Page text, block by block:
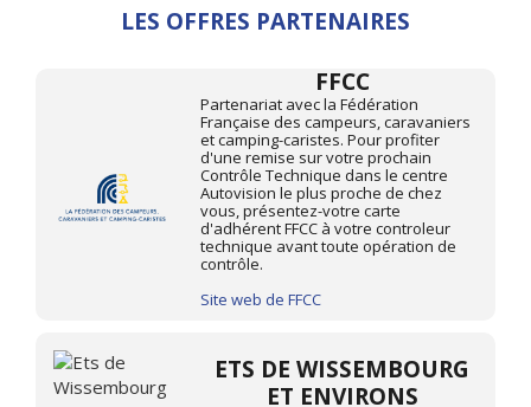
LES OFFRES PARTENAIRES
FFCC
Partenariat avec la Fédération
Française des campeurs, caravaniers
et camping-caristes. Pour profiter
d'une remise sur votre prochain
Contrôle Technique dans le centre
Autovision le plus proche de chez
vous, présentez-votre carte
d'adhérent FFCC à votre controleur
technique avant toute opération de
contrôle.
Site web de FFCC
ETS DE WISSEMBOURG
ET ENVIRONS